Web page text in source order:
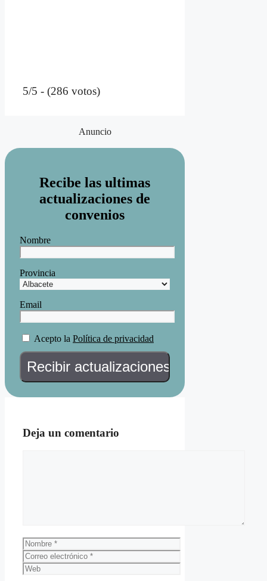
5/5 - (286 votos)
Anuncio
Recibe las ultimas
actualizaciones de
convenios
Nombre
Provincia
Email
Acepto la Política de privacidad
Deja un comentario
Nombre
Correo
electrónico
Web